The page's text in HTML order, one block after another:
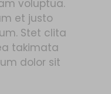
voluptua.
et justo
Stet clita
takimata
dolor sit